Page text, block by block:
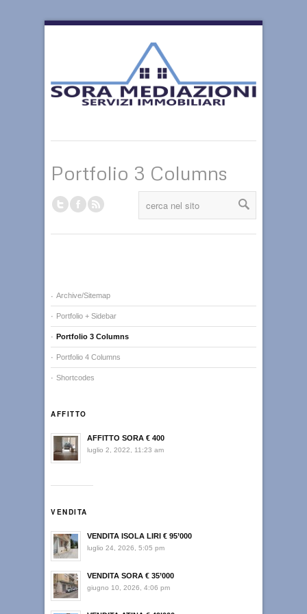
Portfolio 3 Columns
Archive/Sitemap
Portfolio + Sidebar
Portfolio 3 Columns
Portfolio 4 Columns
Shortcodes
AFFITTO
AFFITTO SORA € 400
luglio 2, 2022, 11:23 am
VENDITA
VENDITA ISOLA LIRI € 95’000
luglio 24, 2026, 5:05 pm
VENDITA SORA € 35’000
giugno 10, 2026, 4:06 pm